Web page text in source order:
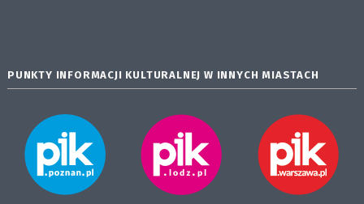
PUNKTY INFORMACJI KULTURALNEJ W INNYCH MIASTACH